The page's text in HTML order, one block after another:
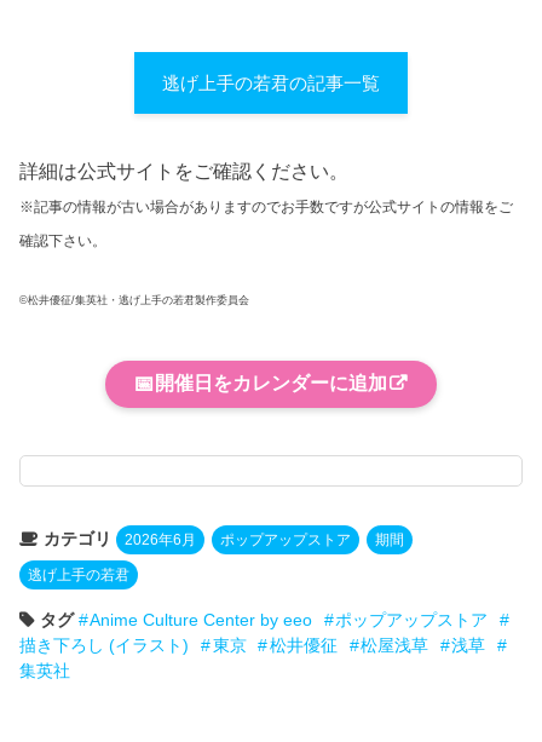
逃げ上手の若君の記事一覧
詳細は公式サイトをご確認ください。
※記事の情報が古い場合がありますのでお手数ですが公式サイトの情報をご
確認下さい。
©松井優征/集英社・逃げ上手の若君製作委員会
📅 開催日をカレンダーに追加
カテゴリ 2026年6月 ポップアップストア 期間
逃げ上手の若君
タグ Anime Culture Center by eeo
ポップアップストア
描き下ろし (イラスト)
東京 松井優征 松屋浅草
浅草
集英社